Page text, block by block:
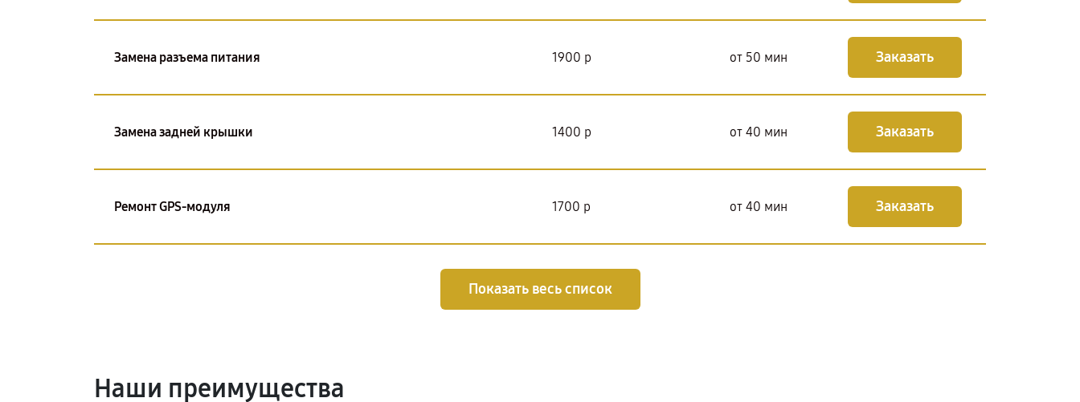
Замена разъема питания 1900 р от 50 мин Заказать
Замена задней крышки 1400 р от 40 мин Заказать
Ремонт GPS-модуля 1700 р от 40 мин Заказать
Показать весь список
Наши преимущества